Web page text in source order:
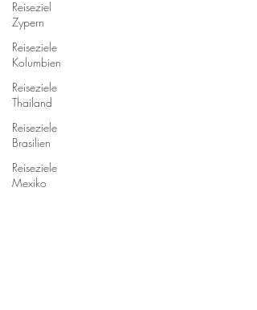
Reiseziel
Zypern
Reiseziele
Kolumbien
Reiseziele
Thailand
Reiseziele
Brasilien
Reiseziele
Mexiko